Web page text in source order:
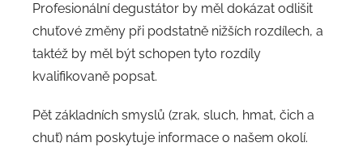
Profesionální degustátor by měl dokázat odlišit
chuťové změny při podstatně nižších rozdílech, a
taktéž by měl být schopen tyto rozdíly
kvalifikovaně popsat.
Pět základních smyslů (zrak, sluch, hmat, čich a
chuť) nám poskytuje informace o našem okolí.